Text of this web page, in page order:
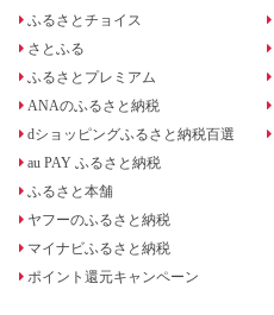
ふるさとチョイス
さとふる
ふるさとプレミアム
ANAのふるさと納税
dショッピングふるさと納税百選
au PAY ふるさと納税
ふるさと本舗
ヤフーのふるさと納税
マイナビふるさと納税
ポイント還元キャンペーン